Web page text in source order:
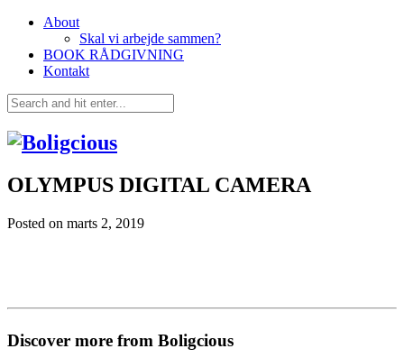
About
Skal vi arbejde sammen?
BOOK RÅDGIVNING
Kontakt
OLYMPUS DIGITAL CAMERA
Posted on marts 2, 2019
Discover more from Boligcious